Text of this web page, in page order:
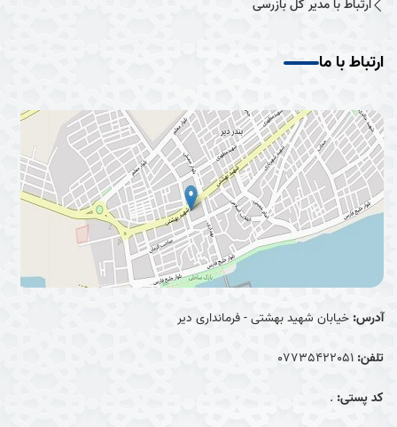
ارتباط با مدیر کل بازرسی
ارتباط با ما
آدرس: خیابان شهید بهشتی - فرمانداری دیر
تلفن: 07735422051
کد پستی: .